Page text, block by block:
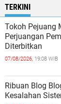
TERKINI
Tokoh Pejuang
Perjuangan
Diterbitkan
07/08/2026, 19:08 WIB
Ribuan Blog
Kesalahan